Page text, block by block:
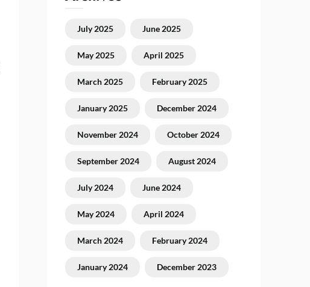
July 2025 June 2025
May 2025 April 2025
March 2025 February 2025
January 2025 December 2024
November 2024 October 2024
September 2024 August 2024
July 2024 June 2024
May 2024 April 2024
March 2024 February 2024
January 2024 December 2023